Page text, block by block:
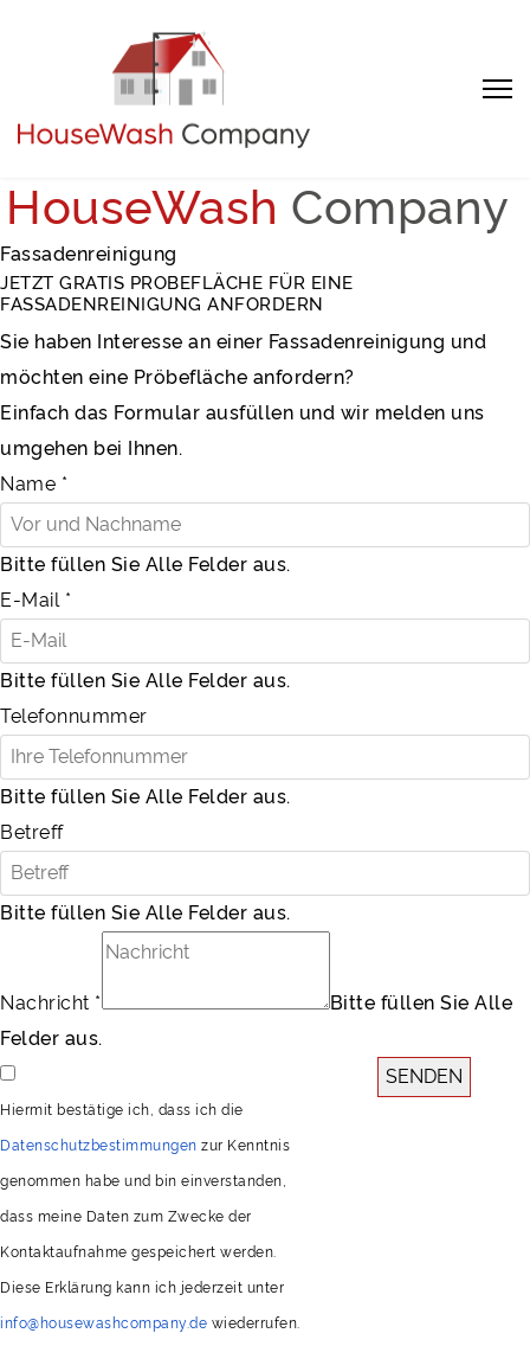
Sprache auswählen
HouseWash Company
Fassadenreinigung
JETZT GRATIS PROBEFLÄCHE FÜR EINE
FASSADENREINIGUNG ANFORDERN
Sie haben Interesse an einer Fassadenreinigung und
möchten eine Pröbefläche anfordern?
Einfach das Formular ausfüllen und wir melden uns
umgehen bei Ihnen.
Name *
Bitte füllen Sie Alle Felder aus.
E-Mail*
Bitte füllen Sie Alle Felder aus.
Telefonnummer
Bitte füllen Sie Alle Felder aus.
Betreff
Bitte füllen Sie Alle Felder aus.
Nachricht *
Bitte füllen Sie Alle
Felder aus.
Hiermit bestätige ich, dass ich die
Datenschutzbestimmungen zur Kenntnis
genommen habe und bin einverstanden,
dass meine Daten zum Zwecke der
Kontaktaufnahme gespeichert werden.
Diese Erklärung kann ich jederzeit unter
info@housewashcompany.de wiederrufen.
SENDEN